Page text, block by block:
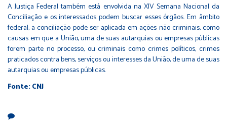
A Justiça Federal também está envolvida na XIV Semana Nacional da
Conciliação e os interessados podem buscar esses órgãos. Em âmbito
federal, a conciliação pode ser aplicada em ações não criminais, como
causas em que a União, uma de suas autarquias ou empresas públicas
forem parte no processo, ou criminais como crimes políticos, crimes
praticados contra bens, serviços ou interesses da União, de uma de suas
autarquias ou empresas públicas.
Fonte: CNJ